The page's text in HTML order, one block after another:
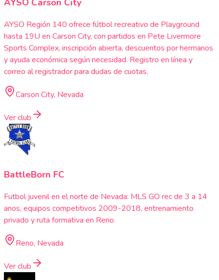
AYSO Carson City
AYSO Región 140 ofrece fútbol recreativo de Playground
hasta 19U en Carson City, con partidos en Pete Livermore
Sports Complex, inscripción abierta, descuentos por hermanos
y ayuda económica según necesidad. Registro en línea y
correo al registrador para dudas de cuotas.
Carson City, Nevada
Ver club
BattleBorn FC
Futbol juvenil en el norte de Nevada: MLS GO rec de 3 a 14
anos, equipos competitivos 2009-2018, entrenamiento
privado y ruta formativa en Reno.
Reno, Nevada
Ver club